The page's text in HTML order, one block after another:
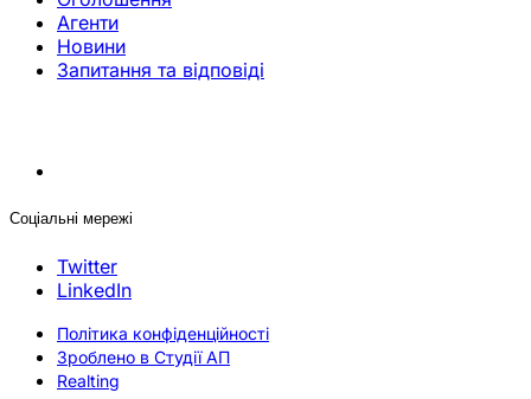
Агенти
Новини
Запитання та відповіді
Соціальні мережі
Twitter
LinkedIn
Політика конфіденційності
Зроблено в Студії АП
Realting